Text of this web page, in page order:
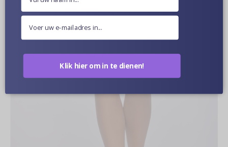
Klik hier om in te dienen!